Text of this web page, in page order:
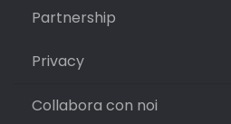
Partnership
Privacy
Collabora con noi